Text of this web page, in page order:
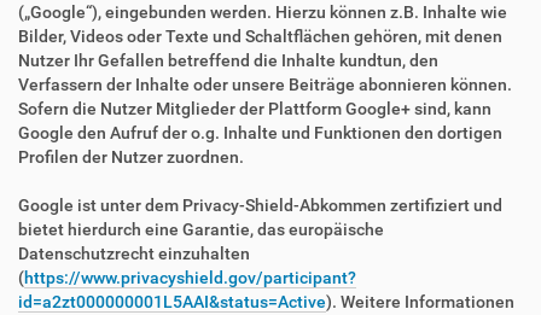
(„Google“), eingebunden werden. Hierzu können z.B. Inhalte wie
Bilder, Videos oder Texte und Schaltflächen gehören, mit denen
Nutzer Ihr Gefallen betreffend die Inhalte kundtun, den
Verfassern der Inhalte oder unsere Beiträge abonnieren können.
Sofern die Nutzer Mitglieder der Plattform Google+ sind, kann
Google den Aufruf der o.g. Inhalte und Funktionen den dortigen
Profilen der Nutzer zuordnen.
Google ist unter dem Privacy-Shield-Abkommen zertifiziert und
bietet hierdurch eine Garantie, das europäische
Datenschutzrecht einzuhalten
(https://www.privacyshield.gov/participant?
id=a2zt000000001L5AAI&status=Active). Weitere Informationen